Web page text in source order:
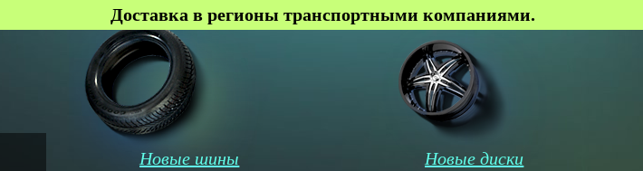
Доставка в регионы транспортными компаниями.
Новые шины Новые диски